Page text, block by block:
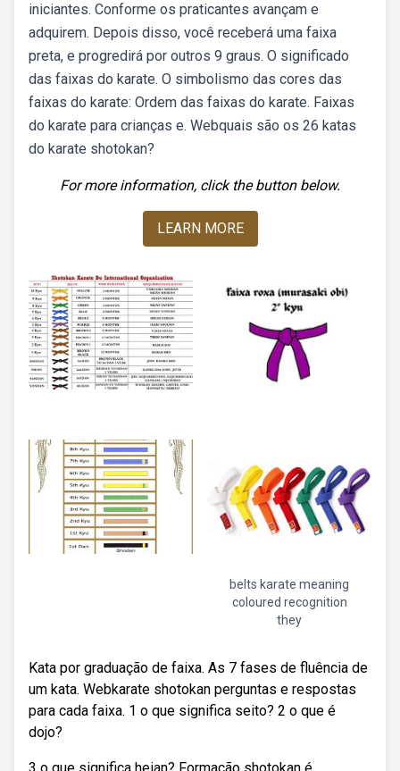
iniciantes. Conforme os praticantes avançam e
adquirem. Depois disso, você receberá uma faixa
preta, e progredirá por outros 9 graus. O significado
das faixas do karate. O simbolismo das cores das
faixas do karate: Ordem das faixas do karate. Faixas
do karate para crianças e. Webquais são os 26 katas
do karate shotokan?
For more information, click the button below.
LEARN MORE
belts karate meaning
coloured recognition
they
Kata por graduação de faixa. As 7 fases de fluência de
um kata. Webkarate shotokan perguntas e respostas
para cada faixa. 1 o que significa seito? 2 o que é
dojo?